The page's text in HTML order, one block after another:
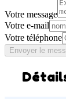
Votre message
Votre e-mail
Votre téléphone
Envoyer le